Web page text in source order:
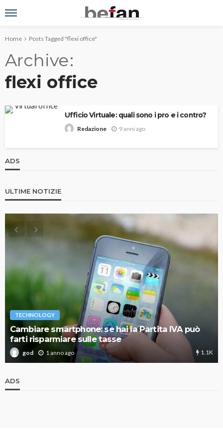
Home Posts Tagged "flexi office"
Archive
flexi office
Ufficio Virtuale: quali sono i pro e i contro?
Redazione 9 anni ago
ADS
ULTIME NOTIZIE
TECHNOLOGY
Cambiare smartphone: se hai la Partita IVA può
farti risparmiare sulle tasse
god 1 anno ago 1.1K
ADS